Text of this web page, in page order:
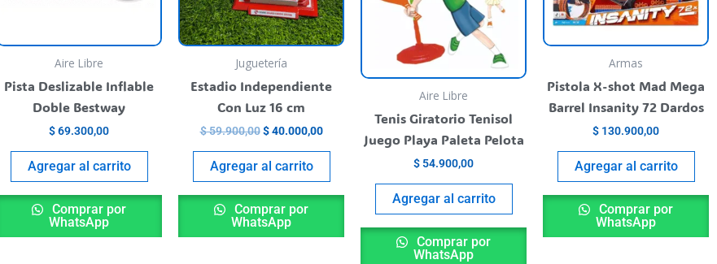
Aire Libre
Pista Deslizable Inflable
Doble Bestway
$69.300,00
Agregar al carrito
Comprar por
WhatsApp
Juguetería
Estadio Independiente
Con Luz 16 cm
$59.900,00 $40.000,00
Agregar al carrito
Comprar por
WhatsApp
Aire Libre
Tenis Giratorio Tenisol
Juego Playa Paleta Pelota
$ 54.900,00
Agregar al carrito
Comprar por
WhatsApp
Armas
Pistola X-shot Mad Mega
Barrel Insanity 72 Dardos
$ 130.900,00
Agregar al carrito
Comprar por
WhatsApp